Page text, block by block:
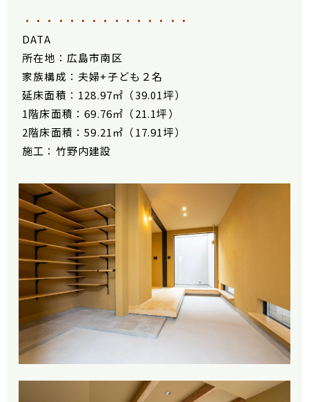
・・・・・・・・・・・・・・・
DATA
所在地：広島市南区
家族構成：夫婦+子ども２名
延床面積：128.97㎡（39.01坪）
1階床面積：69.76㎡（21.1坪）
2階床面積：59.21㎡（17.91坪）
施工：竹野内建設